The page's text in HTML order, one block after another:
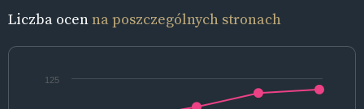
Liczba ocenna poszczególnych stronach
125